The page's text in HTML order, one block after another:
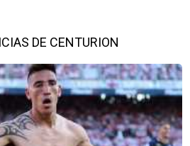
DE CENTURION